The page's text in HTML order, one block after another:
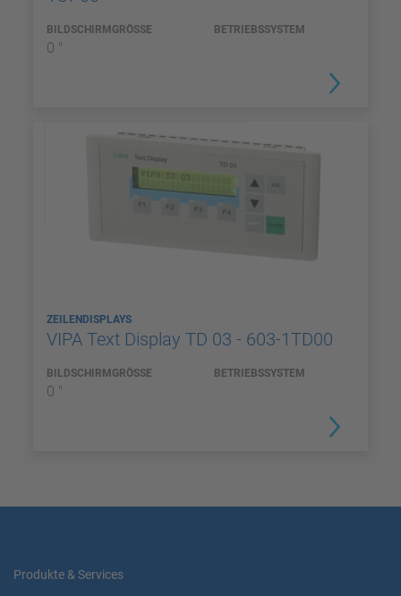
BILDSCHIRMGRÖSSE
0 "
BETRIEBSSYSTEM
ZEILENDISPLAYS
VIPA Text Display TD 03 - 603-1TD00
BILDSCHIRMGRÖSSE
0 "
BETRIEBSSYSTEM
Produkte & Services